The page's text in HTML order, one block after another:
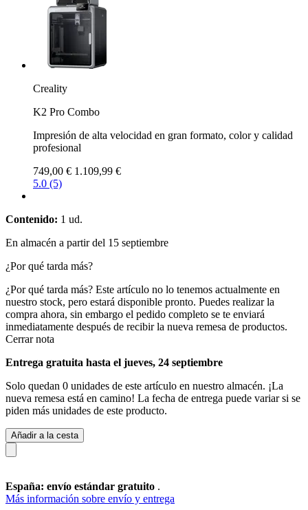
Creality
K2 Pro Combo
Impresión de alta velocidad en gran formato, color y calidad
profesional
749,00 € 1.109,99 €
5.0 (5)
Contenido: 1 ud.
En almacén a partir del 15 septiembre
¿Por qué tarda más?
¿Por qué tarda más? Este artículo no lo tenemos actualmente en
nuestro stock, pero estará disponible pronto. Puedes realizar la
compra ahora, sin embargo el pedido completo se te enviará
inmediatamente después de recibir la nueva remesa de productos.
Cerrar nota
Entrega gratuita hasta el jueves, 24 septiembre
Solo quedan 0 unidades de este artículo en nuestro almacén. ¡La
nueva remesa está en camino! La fecha de entrega puede variar si se
piden más unidades de este producto.
Añadir a la cesta
España: envío estándar gratuito .
Más información sobre envío y entrega